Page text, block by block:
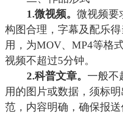
1.微视频。 微视频要
构图合理，字幕及配乐
用，为MOV、 MP4等格
视频不超过5分钟。
2.科普文章。 一般不
用的图片或数据，须标明
范，内容明确，确保报